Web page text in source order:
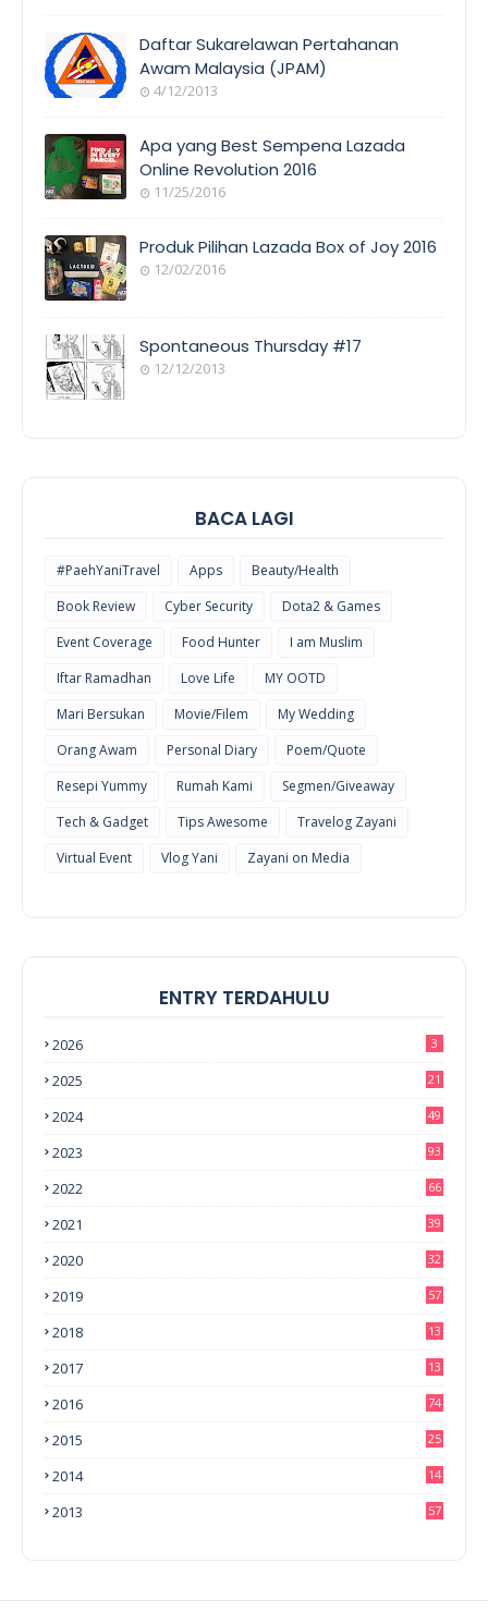
COVERAGE
AWAM
Daftar Sukarelawan Pertahanan
Awam Malaysia (JPAM)
4/12/2013
COVERAGE
Apa yang Best Sempena Lazada
Online Revolution 2016
11/25/2016
THINGS
Produk Pilihan Lazada Box of Joy 2016
12/02/2016
Spontaneous Thursday #17
12/12/2013
BACA LAGI
#PaehYaniTravel Apps
Beauty/Health
Book Review
Cyber Security
Dota2 & Games
Event Coverage
Food Hunter
I am Muslim
Iftar Ramadhan
Love Life
MY OOTD
Mari Bersukan
Movie/Filem
My Wedding
Orang Awam
Personal Diary
Poem/Quote
Resepi Yummy
Rumah Kami
Segmen/Giveaway
Tech & Gadget
Tips Awesome
Travelog Zayani
Virtual Event
Vlog Yani Zayani on Media
ENTRY TERDAHULU
2026 3
2025 21
2024 49
2023 93
2022 66
2021 39
2020 32
2019 57
2018
13
2017
13
2016 74
2015 25
2014
14
2013 57